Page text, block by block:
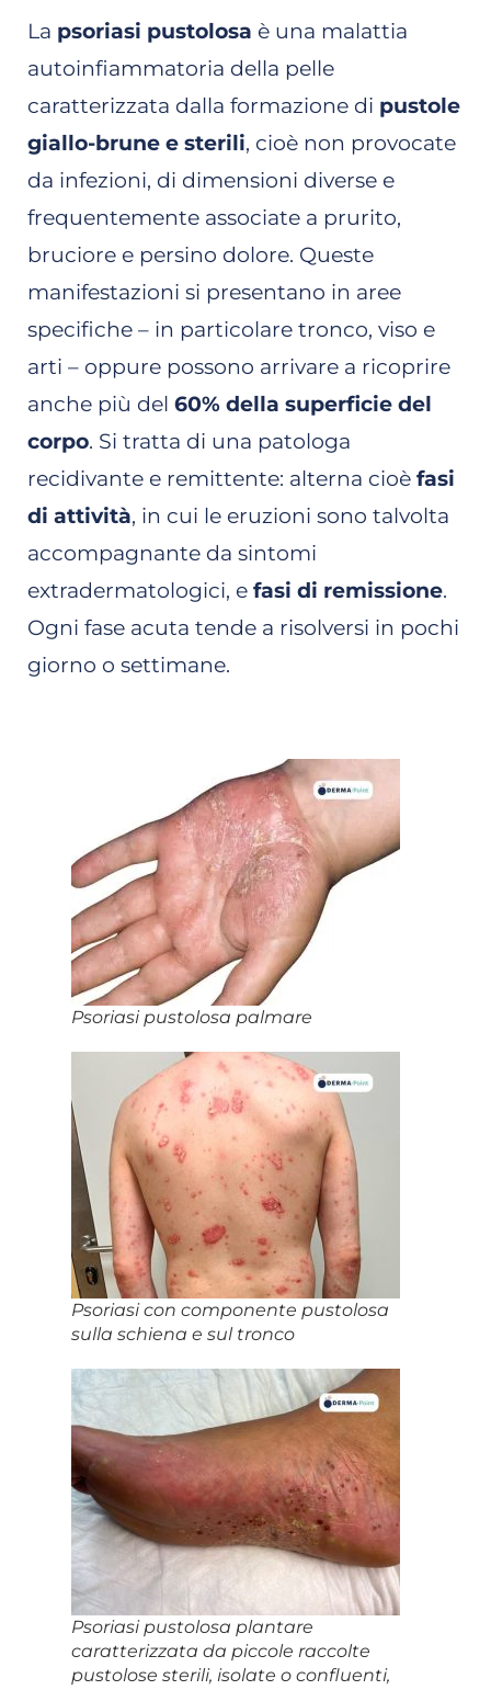
La psoriasi pustolosa è una malattia
autoinfiammatoria della pelle
caratterizzata dalla formazione di pustole
giallo-brune e sterili, cioè non provocate
da infezioni, di dimensioni diverse e
frequentemente associate a prurito,
bruciore e persino dolore. Queste
manifestazioni si presentano in aree
specifiche – in particolare tronco, viso e
arti – oppure possono arrivare a ricoprire
anche più del 60% della superficie del
corpo. Si tratta di una patologa
recidivante e remittente: alterna cioè fasi
di attività, in cui le eruzioni sono talvolta
accompagnante da sintomi
extradermatologici, e fasi di remissione.
Ogni fase acuta tende a risolversi in pochi
giorno o settimane.
Psoriasi pustolosa palmare
Psoriasi con componente pustolosa
sulla schiena e sul tronco
Psoriasi pustolosa plantare
caratterizzata da piccole raccolte
pustolose sterili, isolate o confluenti,